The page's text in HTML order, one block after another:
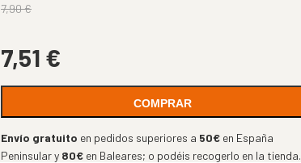
7,90€
7,51 €
COMPRAR
Envío gratuito en pedidos superiores a 50€ en España
Peninsular y 80€ en Baleares; o podéis recogerlo en la tienda.